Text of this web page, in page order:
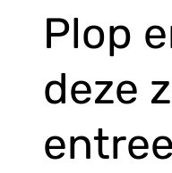
Plop
deze